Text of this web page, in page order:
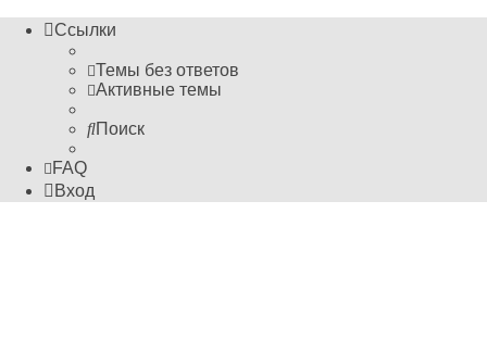
Ссылки
Темы без ответов
Активные темы
Поиск
FAQ
Вход